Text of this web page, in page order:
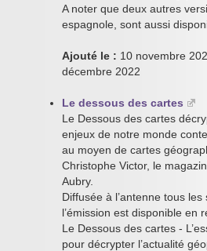
A noter que deux autres
espagnole, sont aussi
Ajouté le : 10 novembre
décembre 2022
Le dessous des cartes
Le Dessous des cartes
enjeux de notre monde
au moyen de cartes
Christophe Victor, le
Aubry.
Diffusée à l’antenne tous les
l’émission est disponible en
Le Dessous des cartes -
pour décrypter l’actualité